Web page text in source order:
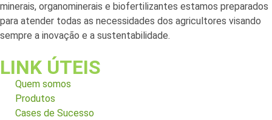
minerais, organominerais e biofertilizantes estamos preparados
para atender todas as necessidades dos agricultores visando
sempre a inovação e a sustentabilidade.
LINK ÚTEIS
Quem somos
Produtos
Cases de Sucesso